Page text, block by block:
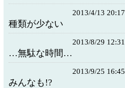
2013/4/13 20:17
種類が少ない
2013/8/29 12:31
…無駄な時間…
2013/9/25 16:45
みんなも!?